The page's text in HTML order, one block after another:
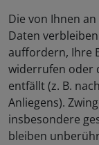
Die von Ihnen
Daten
auffordern, Ihre
widerrufen oder
entfällt (z. B.
Anliegens).
insbesondere
bleiben